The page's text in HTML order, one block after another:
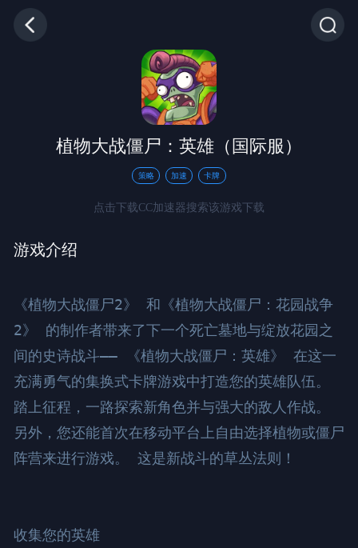
植物大战僵尸：英雄（国际服）
策略 加速 卡牌
点击下载CC加速器搜索该游戏下载
游戏介绍
《植物大战僵尸2》 和《植物大战僵尸：花园战争
2》 的制作者带来了下一个死亡墓地与绽放花园之
间的史诗战斗—— 《植物大战僵尸：英雄》 在这一
充满勇气的集换式卡牌游戏中打造您的英雄队伍。
踏上征程，一路探索新角色并与强大的敌人作战。
另外，您还能首次在移动平台上自由选择植物或僵尸
阵营来进行游戏。 这是新战斗的草丛法则！
收集您的英雄